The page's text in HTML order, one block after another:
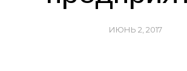
ИЮНЬ 2, 2017